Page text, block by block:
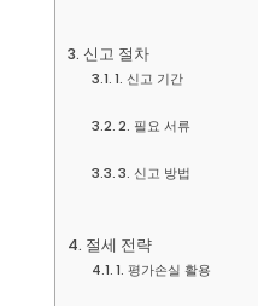
신고 절차
1. 신고 기간
2. 필요 서류
3. 신고 방법
절세 전략
1. 평가손실 활용